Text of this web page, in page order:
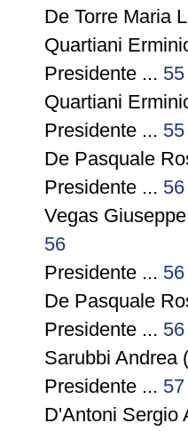
De Torre Maria
Quartiani
Presidente ... 55
Quartiani
Presidente ... 55
De Pasquale
Presidente ... 56
Vegas
56
Presidente ... 56
De Pasquale
Presidente ... 56
Sarubbi Andrea
Presidente ... 57
D'Antoni Sergio